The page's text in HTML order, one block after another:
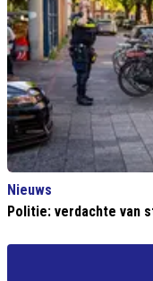
Nieuws
Politie: verdachte van